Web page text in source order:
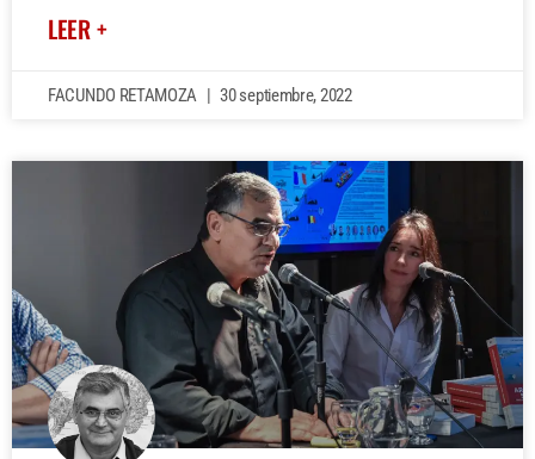
LEER +
FACUNDO RETAMOZA 30 septiembre, 2022